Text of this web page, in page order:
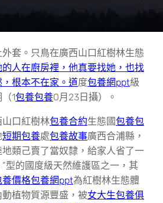
套。只鳥在廣西山口紅樹林生態
人在廚房裡，他真要找她，也找
根本不在家。道度包養網ppt級
1包養包養0月23日攝）。
山口紅樹林包養合約生態國包養包
短期包養處包養故事廣西合浦縣，
類己賣了當奴隸，給家人省了一
型的國度級天然維護區之一，其
養價格包養網ppt為紅樹林生態體
動植物質源豐盛，被女大生包養俱